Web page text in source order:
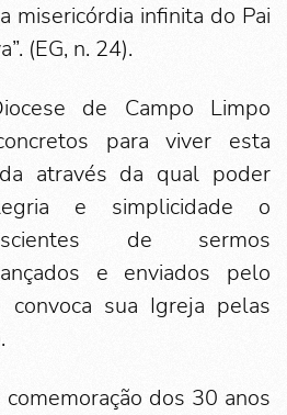
misericórdia infinita do Pai
(EG, n. 24).
de Campo Limpo
para viver esta
através da qual poder
e simplicidade o
de sermos
e enviados pelo
sua Igreja pelas
dos 30 anos